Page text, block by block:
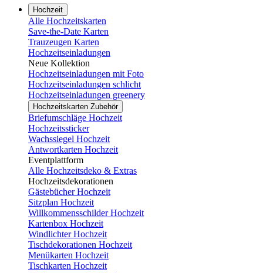
Hochzeit
Alle Hochzeitskarten
Save-the-Date Karten
Trauzeugen Karten
Hochzeitseinladungen
Neue Kollektion
Hochzeitseinladungen mit Foto
Hochzeitseinladungen schlicht
Hochzeitseinladungen greenery
Hochzeitskarten Zubehör
Briefumschläge Hochzeit
Hochzeitssticker
Wachssiegel Hochzeit
Antwortkarten Hochzeit
Eventplattform
Alle Hochzeitsdeko & Extras
Hochzeitsdekorationen
Gästebücher Hochzeit
Sitzplan Hochzeit
Willkommensschilder Hochzeit
Kartenbox Hochzeit
Windlichter Hochzeit
Tischdekorationen Hochzeit
Menükarten Hochzeit
Tischkarten Hochzeit